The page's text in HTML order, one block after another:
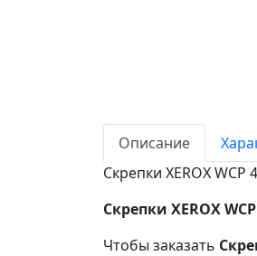
Описание
Скрепки XEROX WCP
Скрепки XEROX
Чтобы заказать